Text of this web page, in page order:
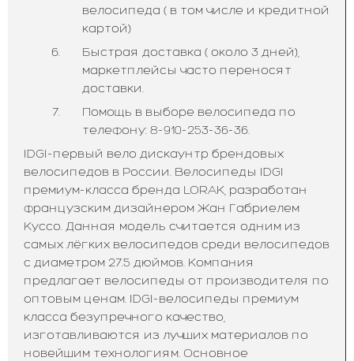
велосипеда ( в том числе и кредитной
картой)
Быстрая доставка ( около 3 дней),
маркетплейсы часто переносят
доставки.
Помощь в выборе велосипеда по
телефону: 8-910-253-36-36.
IDGI-первый вело дискаунтр брендовых
велосипедов в России. Велосипеды IDGI
премиум-класса бренда LORAK, разработан
французским дизайнером Жан Габриелем
Куссо. Данная модель считается одним из
самых лёгких велосипедов среди велосипедов
с диаметром 27.5 дюймов. Компания
предлагает велосипеды от производителя по
оптовым ценам. IDGI-велосипеды премиум
класса безупречного качество,
изготавливаются из лучших материалов по
новейшим технологиям. Основное